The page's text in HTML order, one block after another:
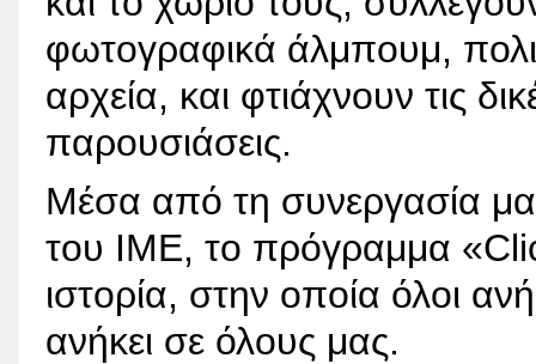
φωτογραφικά άλμπουμ,
αρχεία, και φτιάχνουν τις
παρουσιάσεις.
Μέσα από τη συνεργασία
του ΙΜΕ, το πρόγραμμα
ιστορία, στην οποία όλοι
ανήκει σε όλους μας.